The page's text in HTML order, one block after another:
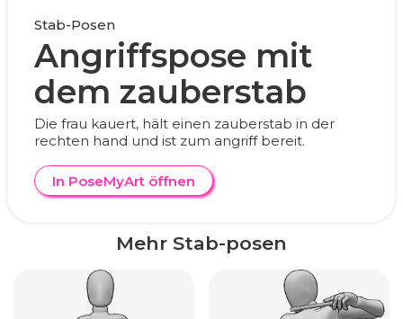
Stab-Posen
Angriffspose mit
dem zauberstab
Die frau kauert, hält einen zauberstab in der
rechten hand und ist zum angriff bereit.
In PoseMyArt öffnen
Mehr Stab-posen